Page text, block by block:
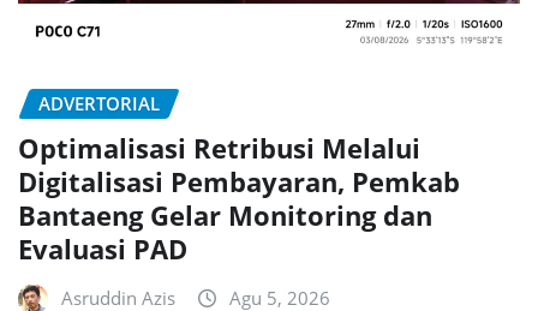
ADVERTORIAL
Optimalisasi Retribusi Melalui
Digitalisasi Pembayaran, Pemkab
Bantaeng Gelar Monitoring dan
Evaluasi PAD
Asruddin Azis Agu 5, 2026